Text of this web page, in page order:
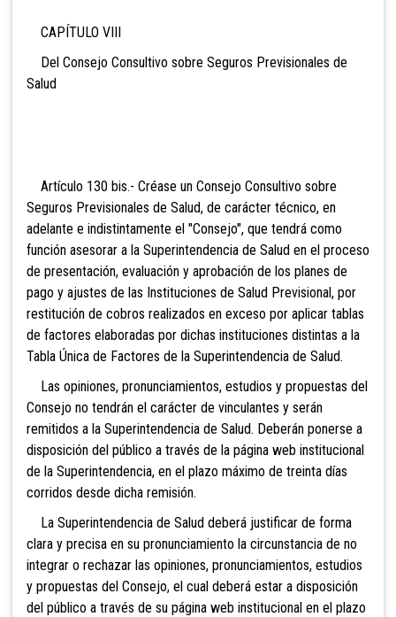
CAPÍTULO VIII
Del Consejo Consultivo sobre Seguros Previsionales de
Salud
Artículo 130 bis.- Créase un Consejo Consultivo sobre
Seguros Previsionales de Salud, de carácter técnico, en
adelante e indistintamente el "Consejo", que tendrá como
función asesorar a la Superintendencia de Salud en el proceso
de presentación, evaluación y aprobación de los planes de
pago y ajustes de las Instituciones de Salud Previsional, por
restitución de cobros realizados en exceso por aplicar tablas
de factores elaboradas por dichas instituciones distintas a la
Tabla Única de Factores de la Superintendencia de Salud.
Las opiniones, pronunciamientos, estudios y propuestas del
Consejo no tendrán el carácter de vinculantes y serán
remitidos a la Superintendencia de Salud. Deberán ponerse a
disposición del público a través de la página web institucional
de la Superintendencia, en el plazo máximo de treinta días
corridos desde dicha remisión.
La Superintendencia de Salud deberá justificar de forma
clara y precisa en su pronunciamiento la circunstancia de no
integrar o rechazar las opiniones, pronunciamientos, estudios
y propuestas del Consejo, el cual deberá estar a disposición
del público a través de su página web institucional en el plazo